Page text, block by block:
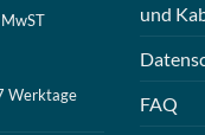
Werktage
und
FAQ